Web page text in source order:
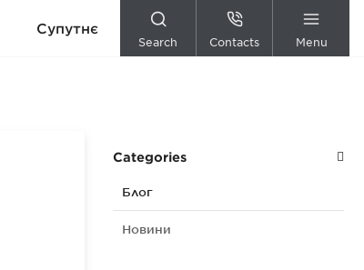
Супутнє
Search Contacts Menu
Categories
Блог
Новини